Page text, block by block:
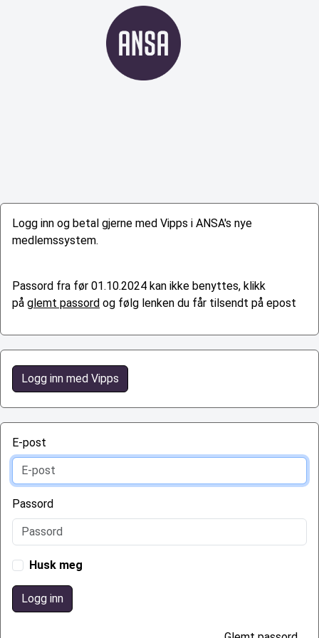
Logg inn og betal gjerne med Vipps i ANSA's nye
medlemssystem.
Passord fra før 01.10.2024 kan ikke benyttes, klikk
på glemt passord og følg lenken du får tilsendt på epost
Logg inn med Vipps
E-post
Passord
Husk meg
Logg inn